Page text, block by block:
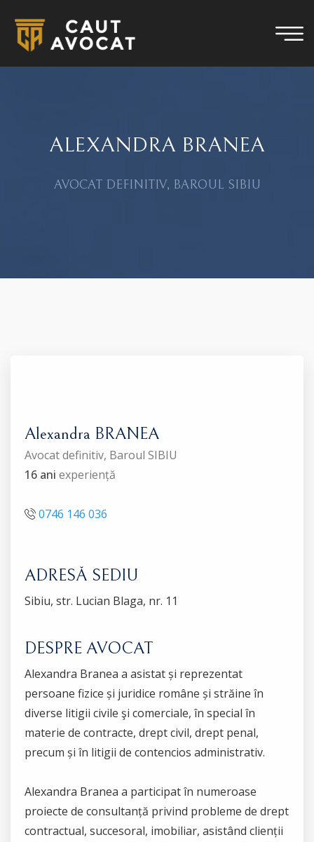
ALEXANDRA BRANEA
AVOCAT DEFINITIV, BAROUL SIBIU
Alexandra BRANEA
Avocat definitiv, Baroul SIBIU
16 ani experiență
0746 146 036
ADRESĂ SEDIU
Sibiu, str. Lucian Blaga, nr. 11
DESPRE AVOCAT
Alexandra Branea a asistat și reprezentat
persoane fizice și juridice române și străine în
diverse litigii civile şi comerciale, în special în
materie de contracte, drept civil, drept penal,
precum și în litigii de contencios administrativ.
Alexandra Branea a participat în numeroase
proiecte de consultanță privind probleme de drept
contractual, succesoral, imobiliar, asistând clienții